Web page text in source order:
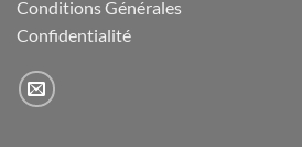
Conditions Générales
Confidentialité